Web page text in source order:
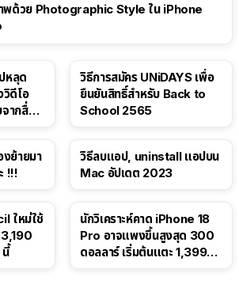
พด้วย Photographic Style ใน iPhone
หลุด
ดีโอ
ากสื่อ
วิธีการสมัคร UNiDAYS เพื่อ
ยืนยันสิทธิ์สำหรับ Back to
School 2565
งย้ายมา
!!!
วิธีลบแอป, uninstall แอปบน
Mac อัปเดต 2023
ใหม่ใช้
นี้
นักวิเคราะห์คาด iPhone 18
Pro อาจแพงขึ้นสูงสุด 300
ดอลลาร์ เริ่มต้นแตะ 1,399